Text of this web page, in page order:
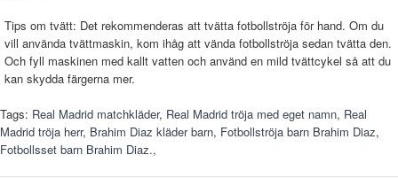
Tips om tvätt: Det rekommenderas att tvätta fotbollströja för hand. Om du
vill använda tvättmaskin, kom ihåg att vända fotbollströja sedan tvätta den.
Och fyll maskinen med kallt vatten och använd en mild tvättcykel så att du
kan skydda färgerna mer.
Tags: Real Madrid matchkläder, Real Madrid tröja med eget namn, Real
Madrid tröja herr, Brahim Diaz kläder barn, Fotbollströja barn Brahim Diaz,
Fotbollsset barn Brahim Diaz.,